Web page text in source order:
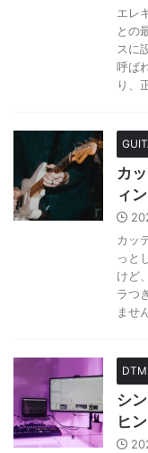
エレ
との
スに
呼ば
り、
カ
ィ
カッ
っと
けど
ラつ
ませ
DTM
シ
ヒ